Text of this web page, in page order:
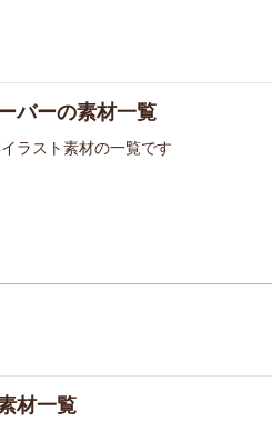
バーの素材一覧
ラスト素材の一覧です
材一覧